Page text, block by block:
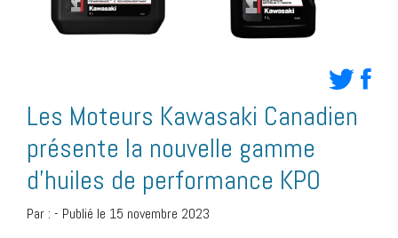
Les Moteurs Kawasaki Canadien
présente la nouvelle gamme
d’huiles de performance KPO
Par : - Publié le 15 novembre 2023